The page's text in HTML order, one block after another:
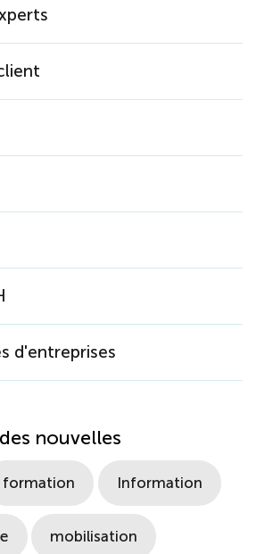
d'entreprises
nouvelles
formation Information
mobilisation